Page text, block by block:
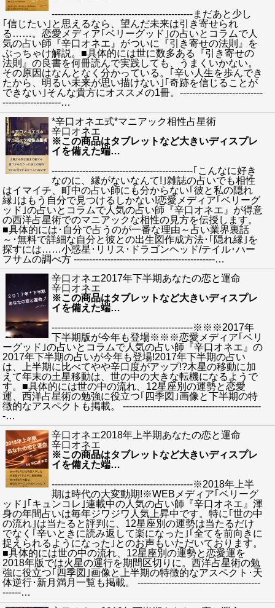
----------------------------------------------まだあと少し
｢信じたい｣と思えるなら、望んだ未来は引き寄せられ
る……。恋愛メディア｢ベリーグッド｣の占いとコラムで人
気の占い師『辛口オネエ』がついに『引き寄せの法則』を
ぶっちゃけ解説。■具体的には世に数多ある『引き寄せの
法則』の良書を何冊読んで実践しても、うまくいかない。
その原因はなんとなく分かっている。｢辛い人生を歩んでき
たから、明るい未来が思い描けない｣｢奇跡を信じることが
できない｣そんな貴方にオススメの1冊。---------------------------
-------------------…
*辛口オネエ式*マニアック相性占星術
辛口オネエ
※この商品はタブレットなど大きいディスプレ
イを備えた端…
----------------------------------------------｢こんなに好き
なのに、縁がないなんて!｣雑誌の占いでも相性
はイマイチ、町中の占い師にも分からない｢彼と私の隠れ
縁｣はもう自分で見つけるしかない!恋愛メディア｢ベリーグ
ッド｣の占いとコラムで人気の占い師『辛口オネエ』が得意
の西洋占星術でのマニアックな相性の見方を伝授します。
■具体的には･自分で占うのが一番な理由～占い業界裏話
～･無料で詳細な自分と彼との出生図作成方法･｢隠れ縁｣を
探すには……小惑星･リリス･ドラゴンヘッド/テイル･ハー
フサムの調べ方 ----------------------------------------------…
辛口オネエ2017年下半期あなたの恋と運命
辛口オネエ
※この商品はタブレットなど大きいディスプレ
イを備えた端…
----------------------------------------------※※※2017年
下半期版が今年も登場※※※恋愛メディア｢ベリ
ーグッド｣の占いとコラムで人気の占い師『辛口オネエ』の
2017年下半期の占いが今年も登場!2017年下半期の占い
は、上半期に比べてやや辛口度がアップ!?木星の移動に加
えて年末の土星移動は、世の中の大きな転機になるようで
す。■具体的には世の中の流れ、12星座別の運勢と恋愛
運、西洋占星術の勉強に役立つ｢四季図｣画像と下半期の特
徴的なアスペクトも掲載。 ---------------------------------------------
-…
辛口オネエ2018年上半期あなたの恋と運命
辛口オネエ
※この商品はタブレットなど大きいディスプレ
イを備えた端…
----------------------------------------------※2018年上半
期は時代の大変動期!※WEBメディア｢ベリーグ
ッド｣｢キュンコレ｣連載中の人気の占い師『辛口オネエ』渾
身の年間占いは毎年ジワジワ人気上昇中です。特に｢世の中
の流れ｣は当たると評判に、12星座別の運勢は当たるだけ
でなく｢辛いときに読み返して楽になった｣｢全てを前向きに
捉えられるようになった｣とのお声もいただいております。
■具体的には世の中の流れ、12星座別の運勢と恋愛運を
2018年版では火星の運行を期間区切りに。西洋占星術の勉
強に役立つ｢四季図｣画像と上半期の特徴的なアスペクト･天
体逆行･新月満月一覧も掲載。 ----------------------------------------
------…